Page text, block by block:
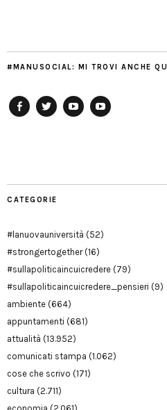
#MANUSOCIAL: MI TROVI ANCHE QUI
CATEGORIE
#lanuovauniversità (52)
#strongertogether(16)
#sullapoliticaincuicredere (79)
#sullapoliticaincuicredere_pensieri (9)
ambiente (664)
appuntamenti (681)
attualità (13.952)
comunicati stampa (1.062)
cose che scrivo (171)
cultura (2.711)